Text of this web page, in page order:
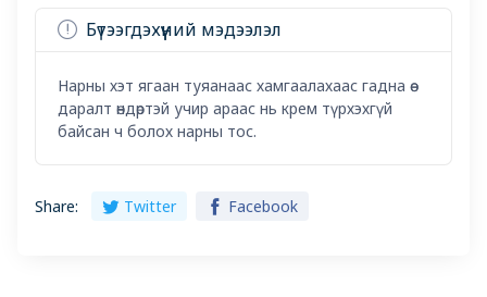
Бүтээгдэхүүний мэдээлэл
Нарны хэт ягаан туяанаас хамгаалахаас гадна өө
даралт өндөртэй учир араас нь крем түрхэхгүй
байсан ч болох нарны тос.
Share: Twitter Facebook